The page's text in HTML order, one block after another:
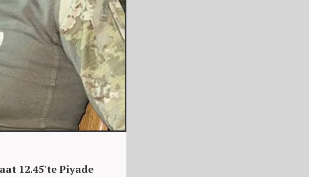
12.45'te Piyade